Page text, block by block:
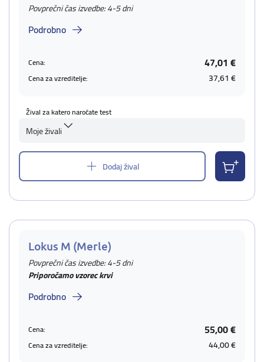
Povprečni čas izvedbe: 4-5 dni
Podrobno
Cena: 47,01 €
Cena za vzreditelje: 37,61 €
Žival za katero naročate test
Moje živali
Dodaj žival
Lokus M (Merle)
Povprečni čas izvedbe: 4-5 dni
Priporočamo vzorec krvi
Podrobno
Cena: 55,00 €
Cena za vzreditelje: 44,00 €